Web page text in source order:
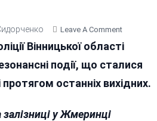
Leave A CommentOn
Вихідні
Вінницької області
події, що сталися
протягом останніх вихідних.
залізниці у Жмеринці